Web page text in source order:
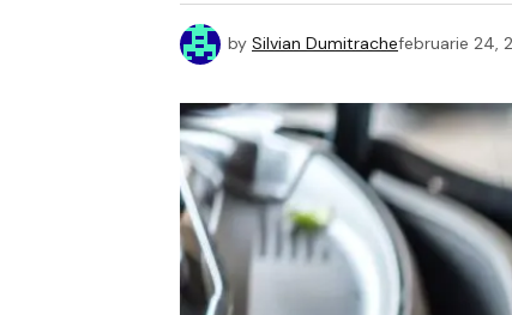
by Silvian Dumitrachefebruarie 24,